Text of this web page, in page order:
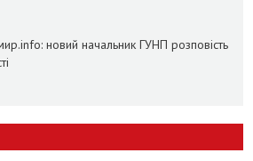
новий начальник ГУНП розповість